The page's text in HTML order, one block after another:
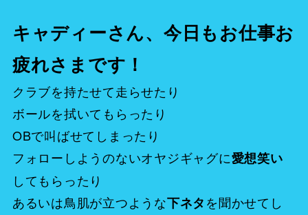
キャディーさん、今日もお仕事お
疲れさまです！
クラブを持たせて走らせたり
ボールを拭いてもらったり
OBで叫ばせてしまったり
フォローしようのないオヤジギャグに愛想笑い
してもらったり
あるいは鳥肌が立つような下ネタを聞かせてし